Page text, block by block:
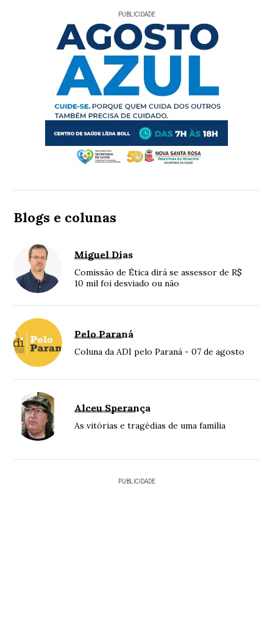
PUBLICIDADE
Blogs e colunas
Miguel Dias
Comissão de Ética dirá se assessor de R$
10 mil foi desviado ou não
Pelo Paraná
Coluna da ADI pelo Paraná - 07 de agosto
Alceu Sperança
As vitórias e tragédias de uma família
PUBLICIDADE